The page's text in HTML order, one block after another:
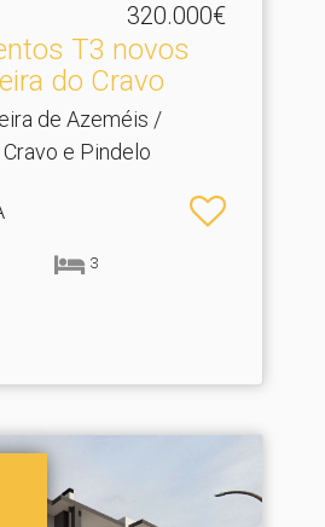
320.000€
T3 novos
do Cravo
de Azeméis /
e Pindelo
3